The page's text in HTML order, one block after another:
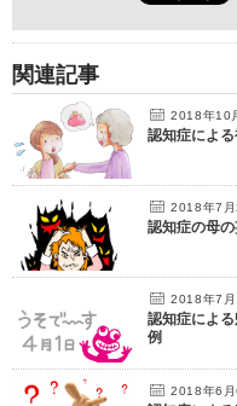
関連記事
2018年10
認知症によ
2018年7月
認知症の母
2018年7月
認知症によ
例
2018年6月